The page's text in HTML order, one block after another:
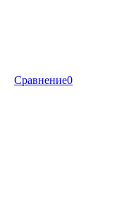
Сравнение0